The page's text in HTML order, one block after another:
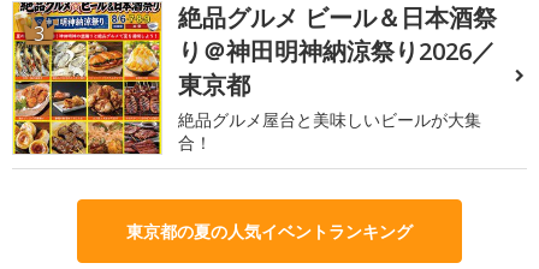
3
絶品グルメ ビール＆日本酒祭
り＠神田明神納涼祭り2026／
東京都
絶品グルメ屋台と美味しいビールが大集
合！
東京都の夏の人気イベントランキング